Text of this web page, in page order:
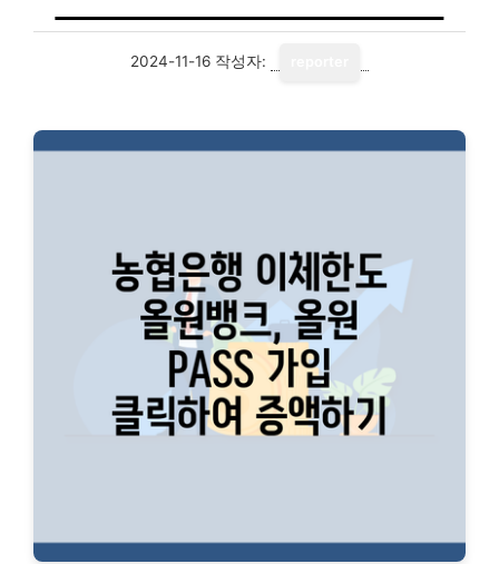
2024-11-16 작성자: